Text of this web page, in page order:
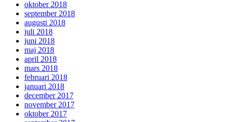
oktober 2018
september 2018
augusti 2018
juli 2018
juni 2018
maj 2018
april 2018
mars 2018
februari 2018
januari 2018
december 2017
november 2017
oktober 2017